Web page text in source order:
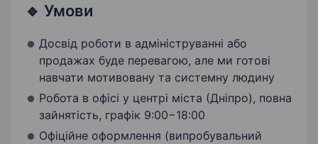
🔹 Умови
Досвід роботи в адмініструванні або
продажах буде перевагою, але ми готові
навчати мотивовану та системну людину
Робота в офісі у центрі міста (Дніпро), повна
зайнятість, графік 9:00−18:00
Офіційне оформлення (випробувальний